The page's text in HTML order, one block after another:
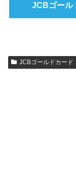
JCBゴール
JCBゴールドカード